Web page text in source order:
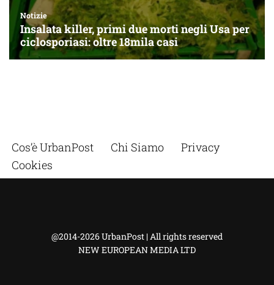
Cos’è UrbanPost Chi Siamo
Privacy
Cookies
@2014-2026 UrbanPost | All rights reserved
NEW EUROPEAN MEDIA LTD